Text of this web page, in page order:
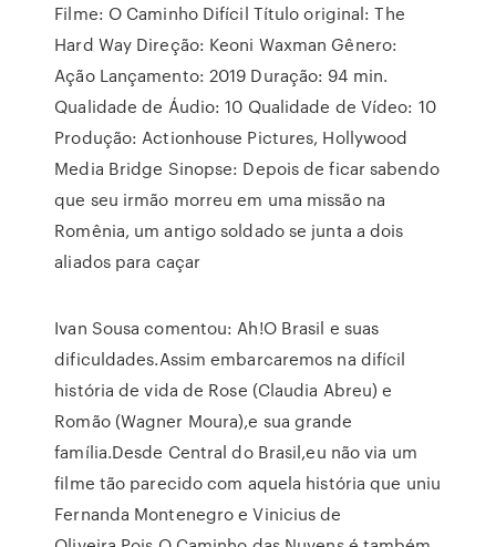
Filme: O Caminho Difícil Título original: The
Hard Way Direção: Keoni Waxman Gênero:
Ação Lançamento: 2019 Duração: 94 min.
Qualidade de Áudio: 10 Qualidade de Vídeo: 10
Produção: Actionhouse Pictures, Hollywood
Media Bridge Sinopse: Depois de ficar sabendo
que seu irmão morreu em uma missão na
Romênia, um antigo soldado se junta a dois
aliados para caçar
Ivan Sousa comentou: Ah!O Brasil e suas
dificuldades.Assim embarcaremos na difícil
história de vida de Rose (Claudia Abreu) e
Romão (Wagner Moura),e sua grande
família.Desde Central do Brasil,eu não via um
filme tão parecido com aquela história que uniu
Fernanda Montenegro e Vinicius de